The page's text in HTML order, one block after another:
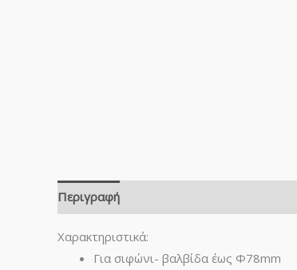
Περιγραφή
Χαρακτηριστικά:
Για σιφώνι- βαλβίδα έως Φ78mm